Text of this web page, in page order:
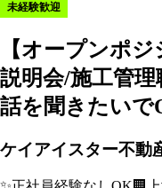
未経験歓迎
【オープンポ
説明会/施工管
話を聞きたいで
ケイアイスター不動